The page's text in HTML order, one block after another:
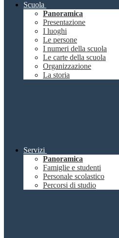
Scuola
Panoramica
Presentazione
I luoghi
Le persone
I numeri della scuola
Le carte della scuola
Organizzazione
La storia
Servizi
Panoramica
Famiglie e studenti
Personale scolastico
Percorsi di studio